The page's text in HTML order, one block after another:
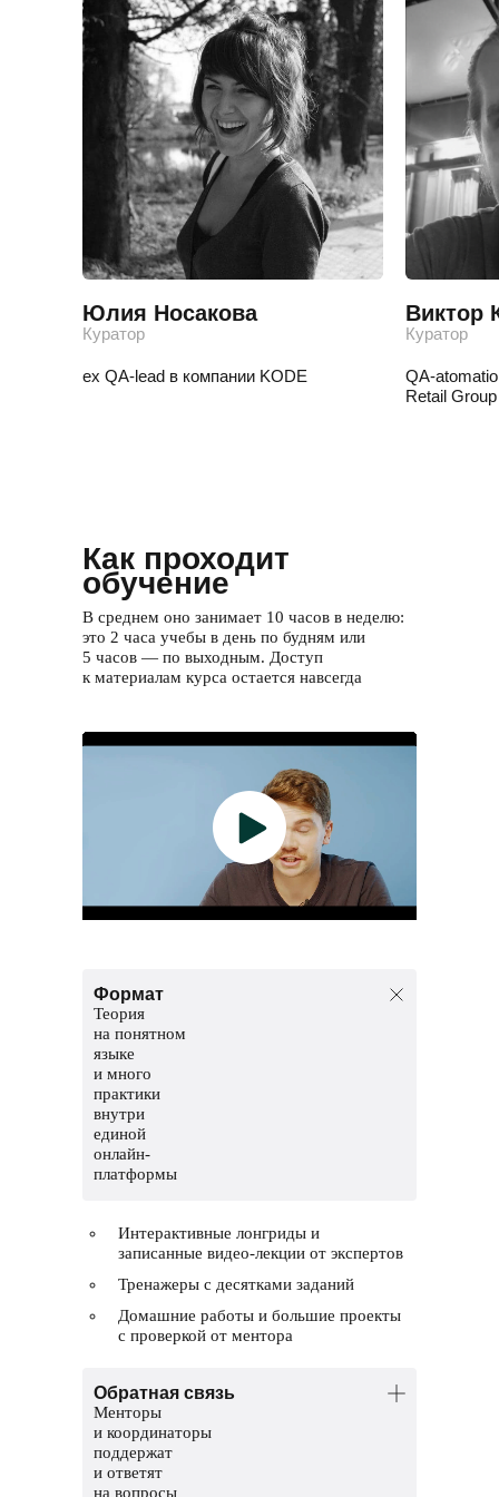
Юлия Носакова
Куратор
ex QA-lead в компании KODE
Виктор
Куратор
QA-
Retail Group
Как проходит
обучение
В среднем оно занимает 10 часов в неделю:
это 2 часа учебы в день по будням или
5 часов — по выходным. Доступ
к материалам курса остается навсегда
Формат
Теория
на понятном
языке
и много
практики
внутри
единой
онлайн-
платформы
Интерактивные лонгриды и
записанные видео-лекции от экспертов
Тренажеры с десятками заданий
Домашние работы и большие проекты
с проверкой от ментора
Обратная связь
Менторы
и координаторы
поддержат
и ответят
на вопросы